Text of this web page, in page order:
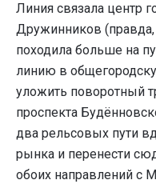
Линия связала центр
Дружинников
походила больше на
линию в
уложить поворотный
проспекта
два рельсовых пути
рынка и перенести
обоих направлений с